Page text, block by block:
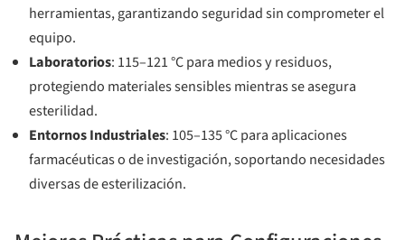
herramientas, garantizando seguridad sin comprometer el
equipo.
Laboratorios: 115–121 °C para medios y residuos,
protegiendo materiales sensibles mientras se asegura
esterilidad.
Entornos Industriales: 105–135 °C para aplicaciones
farmacéuticas o de investigación, soportando necesidades
diversas de esterilización.